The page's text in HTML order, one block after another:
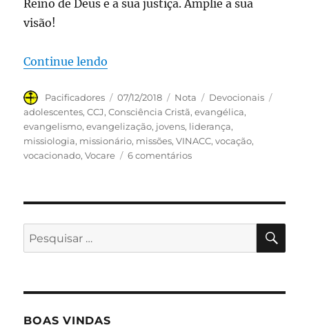
Reino de Deus e a sua justiça. Amplie a sua
visão!
Continue lendo
Autor
Pacificadores
Publicado
em
07/12/2018 Formato
Nota Categorias
Devocionais
adolescentes,CCJ,Consciência Cristã,evangélica,
evangelismo,evangelização, jovens, liderança,
missiologia, missionário, missões,VINACC,vocação,
vocacionado,Vocare 6 comentáriosem
Pesquisar
por:
BOAS VINDAS